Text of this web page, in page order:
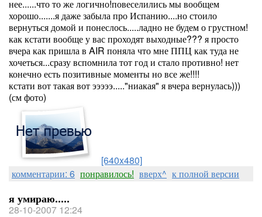
нее......что то же логично!повеселились мы вообщем
хорошо.......я даже забыла про Испанию....но стоило
вернуться домой и понеслось.....ладно не будем о грустном!
как кстати вообще у вас проходят выходные??? я просто
вчера как пришла в AIR поняла что мне ППЦ как туда не
хочеться...сразу вспомнила тот год и стало противно! нет
конечно есть позитивные моменты но все же!!!!
кстати вот такая вот эээээ....."ниакая" я вчера вернулась)))
(см фото)
[640x480]
комментарии: 6 понравилось! вверх^ к полной версии
я умираю.....
28-10-2007 12:24